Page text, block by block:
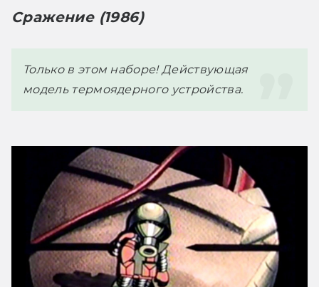
Сражение (1986)
Только в этом наборе! Действующая
модель термоядерного устройства.